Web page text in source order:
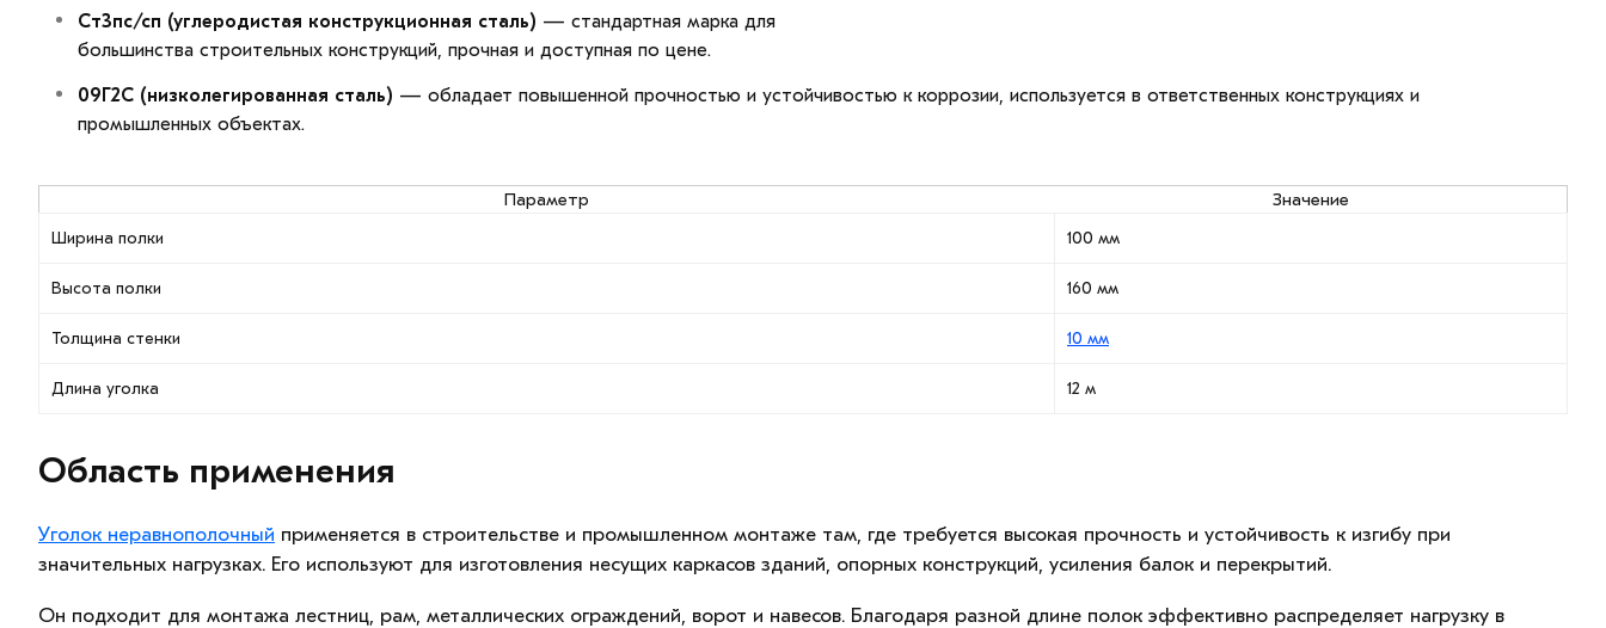
Ст3пс/сп (углеродистая конструкционная сталь) — стандартная марка для
большинства строительных конструкций, прочная и доступная по цене.
09Г2С (низколегированная сталь) — обладает повышенной прочностью и устойчивостью к коррозии, используется в ответственных конструкциях и
промышленных объектах.
Параметр Значение
Ширина полки 100 мм
Высота полки 160 мм
Толщина стенки 10 мм
Длина уголка 12 м
Область применения
Уголок неравнополочный применяется в строительстве и промышленном монтаже там, где требуется высокая прочность и устойчивость к изгибу при
значительных нагрузках. Его используют для изготовления несущих каркасов зданий, опорных конструкций, усиления балок и перекрытий.
Он подходит для монтажа лестниц, рам, металлических ограждений, ворот и навесов. Благодаря разной длине полок эффективно распределяет нагрузку в